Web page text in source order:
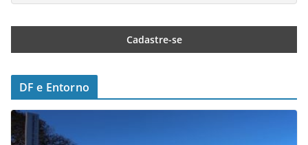
DF e Entorno